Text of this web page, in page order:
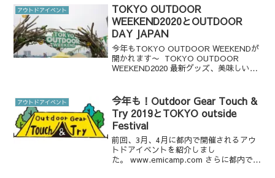
とだけご紹介...
アウトドアイベント
TOKYO OUTDOOR
WEEKEND2020とOUTDOOR
DAY JAPAN
今年もTOKYO OUTDOOR WEEKENDが
開かれます〜 TOKYO OUTDOOR
WEEKEND2020 最新グッズ、美味しいソ
月14日（土）10:0...
アウトドアイベント
今年も！Outdoor Gear Touch &
Try 2019とTOKYO outside
Festival
前回、3月、4月に都内で開催されるアウ
トドアイベントを紹介しまし
た。 www.emicamp.com さらに都内で行